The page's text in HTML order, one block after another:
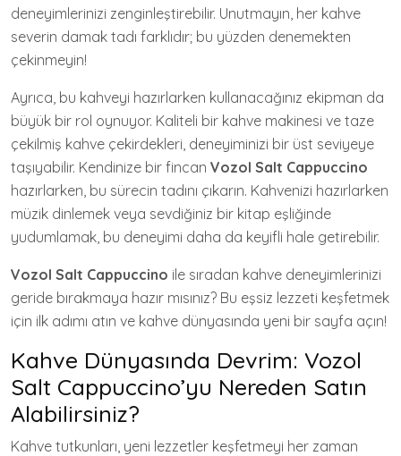
deneyimlerinizi zenginleştirebilir. Unutmayın, her kahve
severin damak tadı farklıdır; bu yüzden denemekten
çekinmeyin!
Ayrıca, bu kahveyi hazırlarken kullanacağınız ekipman da
büyük bir rol oynuyor. Kaliteli bir kahve makinesi ve taze
çekilmiş kahve çekirdekleri, deneyiminizi bir üst seviyeye
taşıyabilir. Kendinize bir fincan Vozol Salt Cappuccino
hazırlarken, bu sürecin tadını çıkarın. Kahvenizi hazırlarken
müzik dinlemek veya sevdiğiniz bir kitap eşliğinde
yudumlamak, bu deneyimi daha da keyifli hale getirebilir.
Vozol Salt Cappuccino ile sıradan kahve deneyimlerinizi
geride bırakmaya hazır mısınız? Bu eşsiz lezzeti keşfetmek
için ilk adımı atın ve kahve dünyasında yeni bir sayfa açın!
Kahve Dünyasında Devrim: Vozol
Salt Cappuccino’yu Nereden Satın
Alabilirsiniz?
Kahve tutkunları, yeni lezzetler keşfetmeyi her zaman